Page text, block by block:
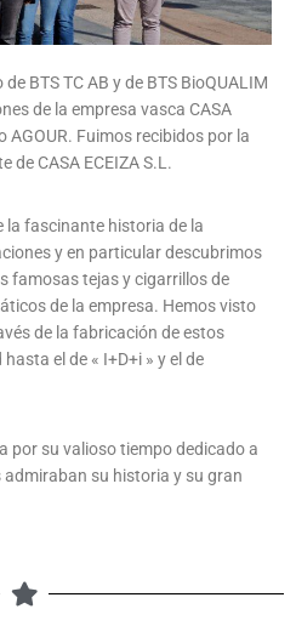
BTS TC AB y de BTS BioQUALIM
de la empresa vasca CASA
AGOUR. Fuimos recibidos por la
de CASA ECEIZA S.L.
la fascinante historia de la
y en particular descubrimos
famosas tejas y cigarrillos de
de la empresa. Hemos visto
de la fabricación de estos
el de « I+D+i » y el de
por su valioso tiempo dedicado a
su historia y su gran